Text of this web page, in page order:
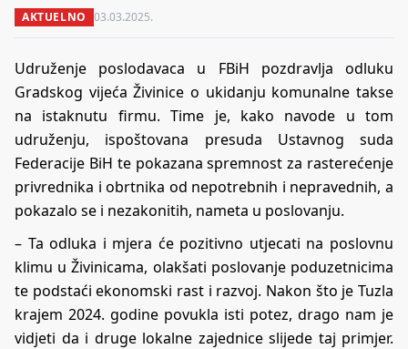
AKTUELNO 03.03.2025.
Udruženje poslodavaca u FBiH pozdravlja odluku
Gradskog vijeća Živinice o ukidanju komunalne takse
na istaknutu firmu. Time je, kako navode u tom
udruženju, ispoštovana presuda Ustavnog suda
Federacije BiH te pokazana spremnost za rasterećenje
privrednika i obrtnika od nepotrebnih i nepravednih, a
pokazalo se i nezakonitih, nameta u poslovanju.
– Ta odluka i mjera će pozitivno utjecati na poslovnu
klimu u Živinicama, olakšati poslovanje poduzetnicima
te podstaći ekonomski rast i razvoj. Nakon što je Tuzla
krajem 2024. godine povukla isti potez, drago nam je
vidjeti da i druge lokalne zajednice slijede taj primjer.